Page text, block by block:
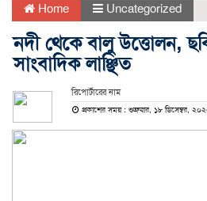
Home Uncategorized
নদী থেকে বালু উত্তোলন,
সাংবাদিক লাঞ্ছিত
রিপোর্টারের নাম
প্রকাশের সময় : শুক্রবার, ১৮ ডিসেম্বর,